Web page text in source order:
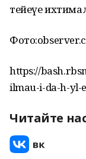
тейеүе
https://
ilmau-i-da-h-yl-
Читайте